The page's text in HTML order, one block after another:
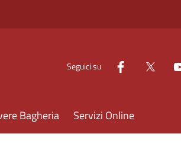
Seguici su
Bagheria Servizi Online